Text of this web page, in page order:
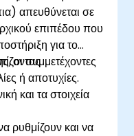
απευθύνεται σε
επιπέδου που
για το
ή αποτυχίες.
οι συμμετέχοντες
και τα στοιχεία
ρυθμίζουν και να